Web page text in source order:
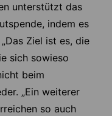
unterstützt das
indem es
Ziel ist es, die
sich sowieso
beim
„Ein weiterer
so auch